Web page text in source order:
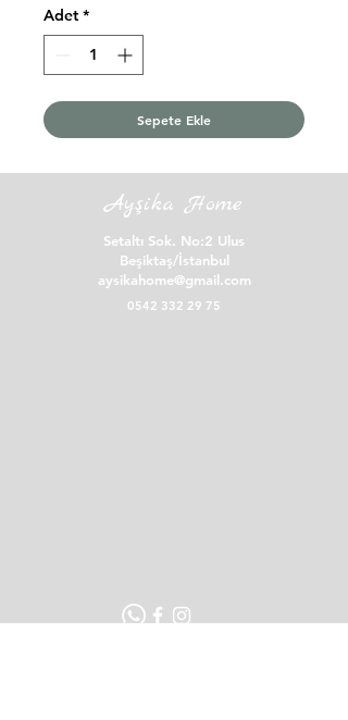
Adet *
Sepete Ekle
Ayşika Home
Setaltı Sok. No:2 Ulus
Beşiktaş/İstanbul
aysikahome@gmail.com
0542 332 29 75